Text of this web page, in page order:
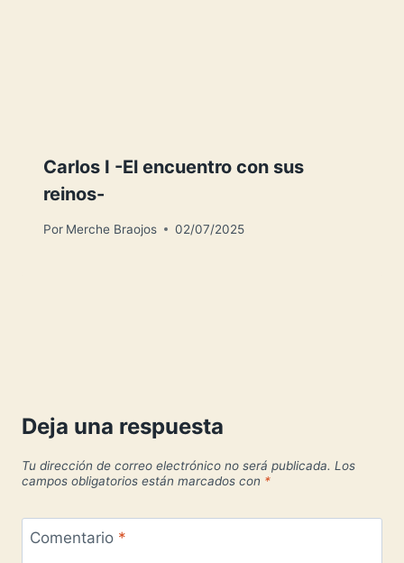
Carlos I -El encuentro con sus
reinos-
Por Merche Braojos 02/07/2025
Deja una respuesta
Tu dirección de correo electrónico no será publicada. Los
campos obligatorios están marcados con *
Comentario *